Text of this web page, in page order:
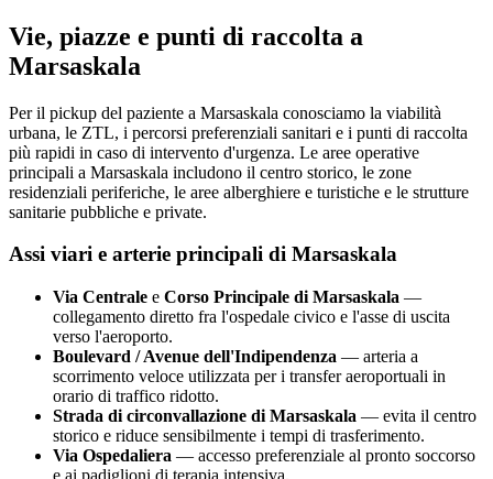
Vie, piazze e punti di raccolta a
Marsaskala
Per il pickup del paziente a Marsaskala conosciamo la viabilità
urbana, le ZTL, i percorsi preferenziali sanitari e i punti di raccolta
più rapidi in caso di intervento d'urgenza. Le aree operative
principali a Marsaskala includono il centro storico, le zone
residenziali periferiche, le aree alberghiere e turistiche e le strutture
sanitarie pubbliche e private.
Assi viari e arterie principali di Marsaskala
Via Centrale e Corso Principale di Marsaskala —
collegamento diretto fra l'ospedale civico e l'asse di uscita
verso l'aeroporto.
Boulevard / Avenue dell'Indipendenza — arteria a
scorrimento veloce utilizzata per i transfer aeroportuali in
orario di traffico ridotto.
Strada di circonvallazione di Marsaskala — evita il centro
storico e riduce sensibilmente i tempi di trasferimento.
Via Ospedaliera — accesso preferenziale al pronto soccorso